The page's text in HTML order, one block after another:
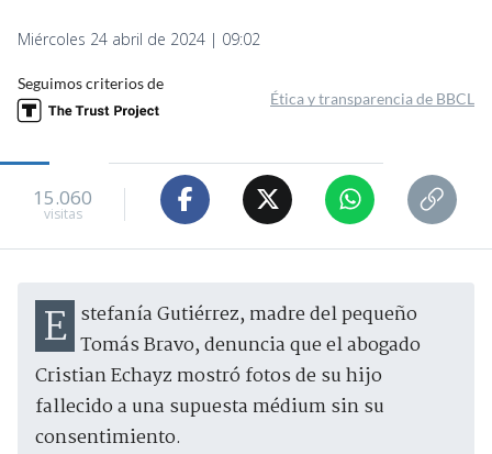
Miércoles 24 abril de 2024 | 09:02
Seguimos criterios de
Ética y transparencia de BBCL
15.060
visitas
Estefanía Gutiérrez, madre del pequeño Tomás Bravo, denuncia que el abogado
Cristian Echayz mostró fotos de su hijo
fallecido a una supuesta médium sin su
consentimiento.